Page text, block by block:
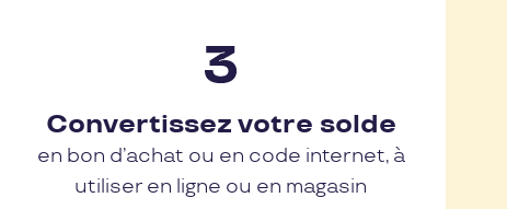
Convertissez votre solde
en bon d’achat ou en code internet, à
utiliser en ligne ou en magasin